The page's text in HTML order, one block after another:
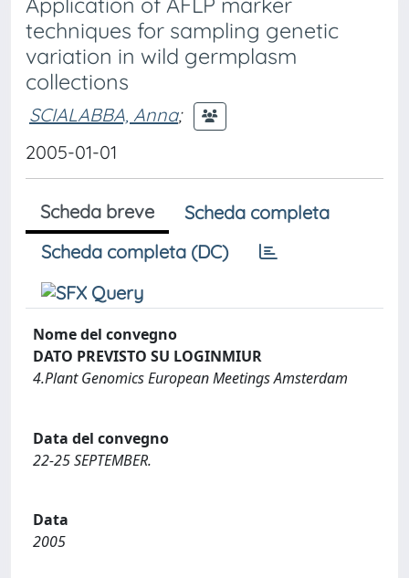
techniques for sampling genetic
variation in wild germplasm
collections
SCIALABBA, Anna;
2005-01-01
Scheda breve
Scheda completa
Scheda completa (DC)
Nome del convegno
DATO PREVISTO SU LOGINMIUR
4.Plant Genomics European Meetings Amsterdam
Data del convegno
22-25 SEPTEMBER.
Data
2005